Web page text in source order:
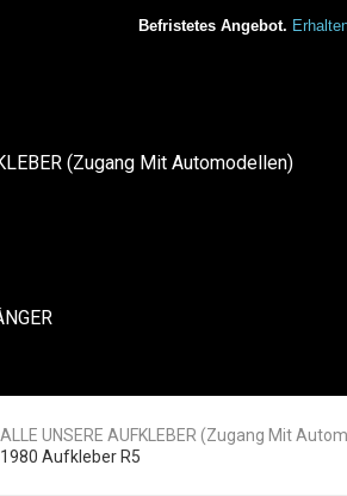
Befristetes Angebot.
(Zugang Mit Automodellen)
UNSERE AUFKLEBER (Zugang Mit
Aufkleber R5